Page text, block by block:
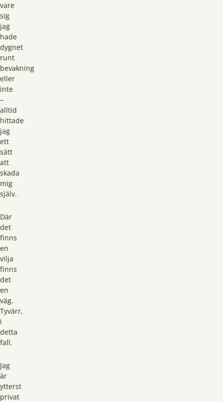
vare
sig
jag
hade
dygnet
runt
bevakning
eller
inte
–
alltid
hittade
jag
ett
sätt
att
skada
mig
själv.
Där
det
finns
en
vilja
finns
det
en
väg.
Tyvärr,
i
detta
fall.
Jag
är
ytterst
privat